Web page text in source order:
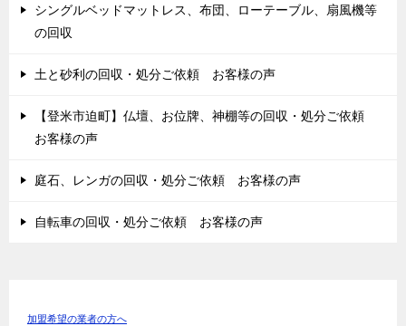
シングルベッドマットレス、布団、ローテーブル、扇風機等
の回収
土と砂利の回収・処分ご依頼 お客様の声
【登米市迫町】仏壇、お位牌、神棚等の回収・処分ご依頼
お客様の声
庭石、レンガの回収・処分ご依頼 お客様の声
自転車の回収・処分ご依頼 お客様の声
加盟希望の業者の方へ